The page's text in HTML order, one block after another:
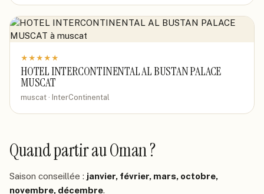
★ ★ ★ ★ ★
HOTEL INTERCONTINENTAL AL BUSTAN PALACE
MUSCAT
muscat · InterContinental
Quand partirau Oman?
Saison conseillée : janvier, février, mars, octobre,
novembre, décembre.